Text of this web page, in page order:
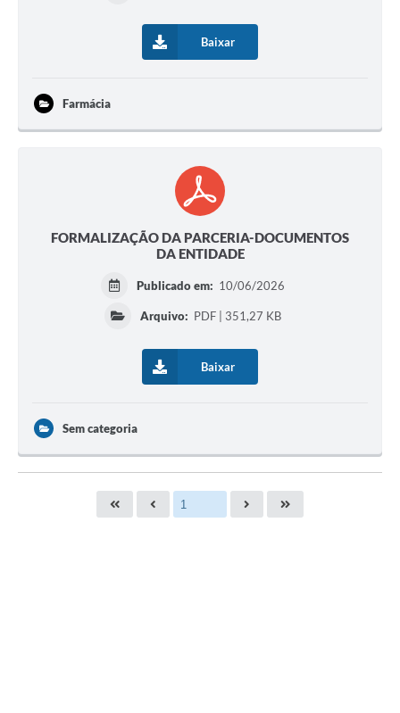
Baixar
Farmácia
FORMALIZAÇÃO DA PARCERIA-DOCUMENTOS
DA ENTIDADE
Publicado em: 10/06/2026
Arquivo: PDF | 351,27 KB
Baixar
Sem categoria